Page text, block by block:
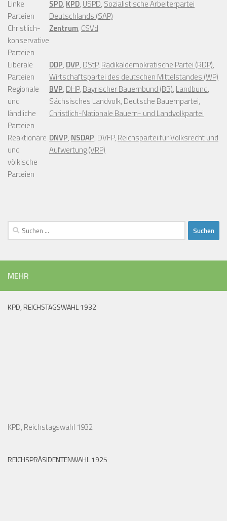
Linke
Parteien
SPD, KPD, USPD, Sozialistische Arbeiterpartei
Deutschlands (SAP)
Christlich-
konservative
Parteien
Zentrum, CSVd
Liberale
Parteien
DDP, DVP, DStP, Radikaldemokratische Partei (RDP),
Wirtschaftspartei des deutschen Mittelstandes (WP)
Regionale
und
ländliche
Parteien
BVP, DHP, Bayrischer Bauernbund (BB), Landbund,
Sächsisches Landvolk, Deutsche Bauernpartei,
Christlich-Nationale Bauern- und Landvolkpartei
Reaktionäre
und
völkische
Parteien
DNVP, NSDAP, DVFP, Reichspartei für Volksrecht und
Aufwertung (VRP)
Suchen
nach:
MEHR
KPD, REICHSTAGSWAHL 1932
KPD, Reichstagswahl 1932
REICHSPRÄSIDENTENWAHL 1925